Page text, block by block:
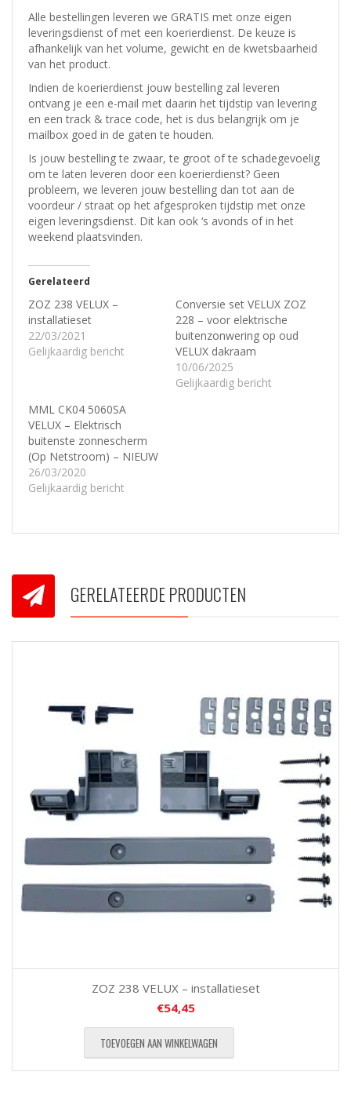
Alle bestellingen leveren we GRATIS met onze eigen
leveringsdienst of met een koerierdienst. De keuze is
afhankelijk van het volume, gewicht en de kwetsbaarheid
van het product.
Indien de koerierdienst jouw bestelling zal leveren
ontvang je een e-mail met daarin het tijdstip van levering
en een track & trace code, het is dus belangrijk om je
mailbox goed in de gaten te houden.
Is jouw bestelling te zwaar, te groot of te schadegevoelig
om te laten leveren door een koerierdienst? Geen
probleem, we leveren jouw bestelling dan tot aan de
voordeur / straat op het afgesproken tijdstip met onze
eigen leveringsdienst. Dit kan ook ‘s avonds of in het
weekend plaatsvinden.
Gerelateerd
ZOZ 238 VELUX –
installatieset
22/03/2021
Gelijkaardig bericht
Conversie set VELUX ZOZ
228 – voor elektrische
buitenzonwering op oud
VELUX dakraam
10/06/2025
Gelijkaardig bericht
MML CK04 5060SA
VELUX – Elektrisch
buitenste zonnescherm
(Op Netstroom) – NIEUW
26/03/2020
Gelijkaardig bericht
GERELATEERDE PRODUCTEN
ZOZ 238 VELUX – installatieset
€54,45
TOEVOEGEN AAN WINKELWAGEN